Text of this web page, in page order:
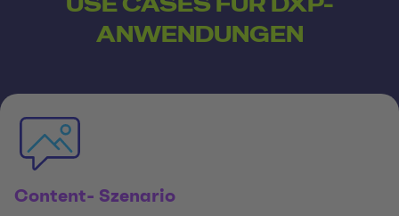
ANWENDUNGEN
Content- Szenario